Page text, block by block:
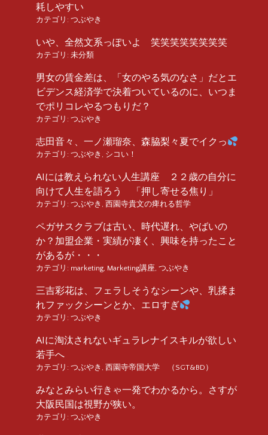
耗しやすい
カテゴリ: つぶやき
いや、全然文系っぽいよ 笑笑笑笑笑笑笑笑
カテゴリ: 未分類
男女の賃金差は、「女のやる気のなさ」だとエ
ビデンス経済学で決着ついているのに、いつま
でポリコレやるつもりだ？
カテゴリ: つぶやき
志田音々、一ノ瀬瑠奈、森脇梨々夏でイクっ
カテゴリ: つぶやき , シコい！
AIには教えられない人生講座 ２２歳の自分に
向けて人生を語ろう 「押し寄せる焦り」
カテゴリ: つぶやき , 西園寺貴文の痺れる哲学
ペガサスクラブは古い、時代遅れ、やばいの
か？加盟企業・実績が凄く、興味を持ったこと
があるが・・・
カテゴリ: marketing, Marketing講座, つぶやき
三吉彩花は、フェラしそうなシーンや、乳揉ま
れファックシーンとか、エロすぎ
カテゴリ: つぶやき
AIに淘汰されないギュラレナイスキルが欲しい
若手へ
カテゴリ: つぶやき , 西園寺帝国大学 （SGT&BD）
みなとみらい行きゃ一発でわかるから。さすが
大阪民国は視野が狭い。
カテゴリ: つぶやき